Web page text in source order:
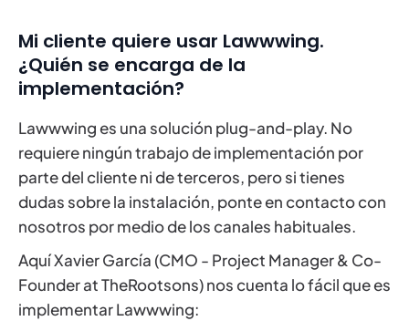
Mi cliente quiere usar Lawwwing.
¿Quién se encarga de la
implementación?
Lawwwing es una solución plug-and-play. No
requiere ningún trabajo de implementación por
parte del cliente ni de terceros, pero si tienes
dudas sobre la instalación, ponte en contacto con
nosotros por medio de los canales habituales.
Aquí Xavier García (CMO - Project Manager & Co-
Founder at TheRootsons) nos cuenta lo fácil que es
implementar Lawwwing: